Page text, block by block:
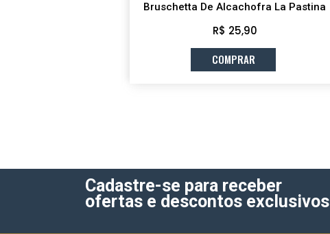
Bruschetta De Alcachofra La Pastina
R$ 25,90
COMPRAR
Cadastre-se para receber
ofertas e descontos exclusivos